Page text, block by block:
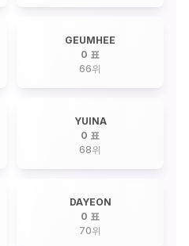
GEUMHEE
0 표
66위
YUINA
0 표
68위
DAYEON
0 표
70위